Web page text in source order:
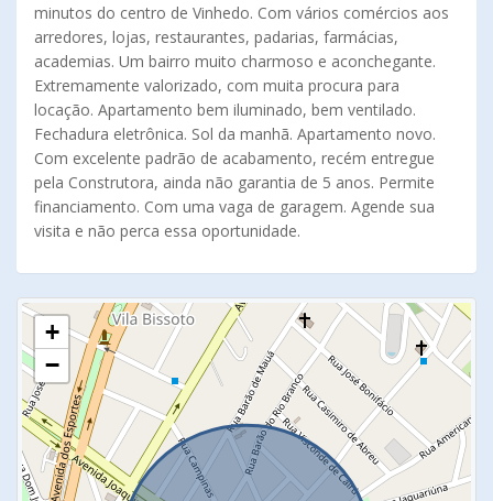
minutos do centro de Vinhedo. Com vários comércios aos
arredores, lojas, restaurantes, padarias, farmácias,
academias. Um bairro muito charmoso e aconchegante.
Extremamente valorizado, com muita procura para
locação. Apartamento bem iluminado, bem ventilado.
Fechadura eletrônica. Sol da manhã. Apartamento novo.
Com excelente padrão de acabamento, recém entregue
pela Construtora, ainda não garantia de 5 anos. Permite
financiamento. Com uma vaga de garagem. Agende sua
visita e não perca essa oportunidade.
+
−